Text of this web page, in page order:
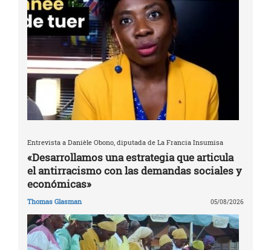
Entrevista a Danièle Obono, diputada de La Francia Insumisa
«Desarrollamos una estrategia que articula
el antirracismo con las demandas sociales y
económicas»
Thomas Glasman 05/08/2026